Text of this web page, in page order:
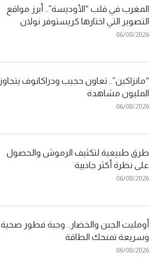
المغرب في قلب “الأوديسة”.. أبرز مواقع
التصوير التي اختارها كريستوفر نولان
06/08/2026
“مانزاكين”.. تعاون حجيب ودراكانوف يتجاوز
المليون مشاهدة
06/08/2026
طرق طبيعية لتكثيف الرموش والحصول
على نظرة أكثر جاذبية
06/08/2026
أومليت الجبن والخضار.. وجبة فطور صحية
وسريعة تمنحك الطاقة
06/08/2026